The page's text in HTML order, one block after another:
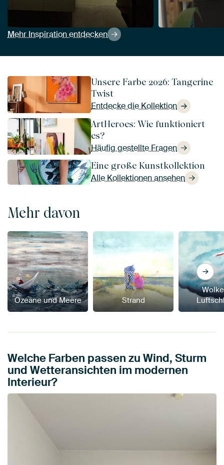
Mehr Inspiration entdecken
Unsere Farbe 2026: Tangerine
Twist
Entdecke die Kollektion
ArtHeroes: Wie funktioniert
es?
Häufig gestellte Fragen
Eine große Kunstkollektion
Alle Kollektionen ansehen
Mehr davon
Ozeane und Meere Strand
Welche Farben passen zu Wind, Sturm
und Wetteransichten im modernen
Interieur?